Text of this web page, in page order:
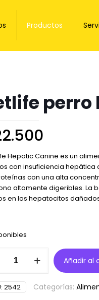
Productos
perro
Hepatic Canine es un
con insuficiencia
con una alta
altamente digeribles. La
en los hepatocitos
Añadir al
2542 Categorías: